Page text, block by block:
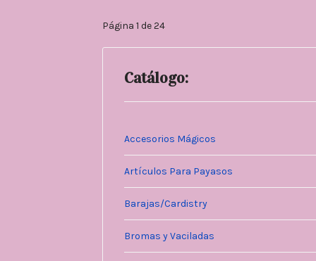
Página 1 de 24
Catálogo:
Accesorios Mágicos
Artículos Para Payasos
Barajas/Cardistry
Bromas y Vaciladas